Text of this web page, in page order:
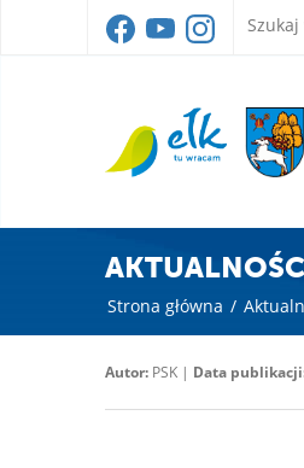
Strona główna /
Autor: PSK | Data